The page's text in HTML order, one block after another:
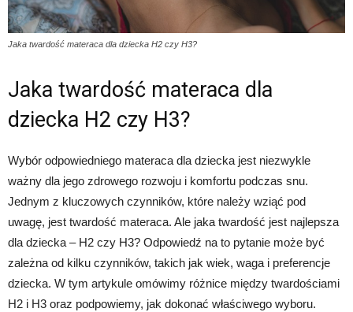
Jaka twardość materaca dla dziecka H2 czy H3?
Jaka twardość materaca dla
dziecka H2 czy H3?
Wybór odpowiedniego materaca dla dziecka jest niezwykle
ważny dla jego zdrowego rozwoju i komfortu podczas snu.
Jednym z kluczowych czynników, które należy wziąć pod
uwagę, jest twardość materaca. Ale jaka twardość jest najlepsza
dla dziecka – H2 czy H3? Odpowiedź na to pytanie może być
zależna od kilku czynników, takich jak wiek, waga i preferencje
dziecka. W tym artykule omówimy różnice między twardościami
H2 i H3 oraz podpowiemy, jak dokonać właściwego wyboru.